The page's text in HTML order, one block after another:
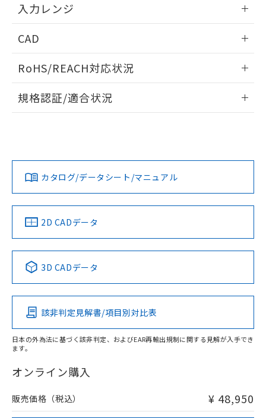
入力レンジ
CAD
ドすることができます。
ログイン/会員登録
ダウンロードデータをご利用いただく前に、以下を必ずお読
みください。
ソフトウェアの使用条件
RoHS/REACH対応状況
EU RoHS 注意事項・凡例
対応済み
中国 RoHS 注意事項・凡例
Pb Hg Cd Cr(VI)
O
在庫等で未対応品が混在する可能性があります。
問い合わせください。
規格認証/適合状況
LR型式承認
（イギリス
船舶規格）
DNV型式承認
（ノルウェー
BV型式承認
（フランス
KR型式
（韓国
Yes No No No
この製品の規格認証/適合状況ページへ
その他の認証はこちらのページからご検索ください
カタログ/データシート/マニュアル
2D CADデータ
3D CADデータ
該非判定見解書/項目別対比表
日本の外為法に基づく該非判定、およびEAR再輸出規制に関する見解が入手でき
ます。
オンライン購入
販売価格（税込） ¥ 48,950